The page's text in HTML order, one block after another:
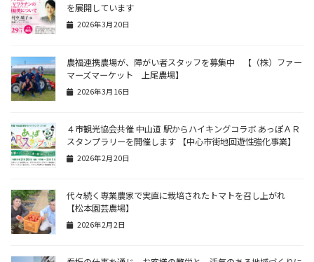
を展開しています
2026年3月20日
農福連携農場が、障がい者スタッフを募集中 【（株）ファー
マーズマーケット 上尾農場】
2026年3月16日
４市観光協会共催 中山道 駅からハイキングコラボ あっぽＡＲ
スタンプラリーを開催します 【中心市街地回遊性強化事業】
2026年2月20日
代々続く専業農家で実直に栽培されたトマトを召し上がれ
【松本園芸農場】
2026年2月2日